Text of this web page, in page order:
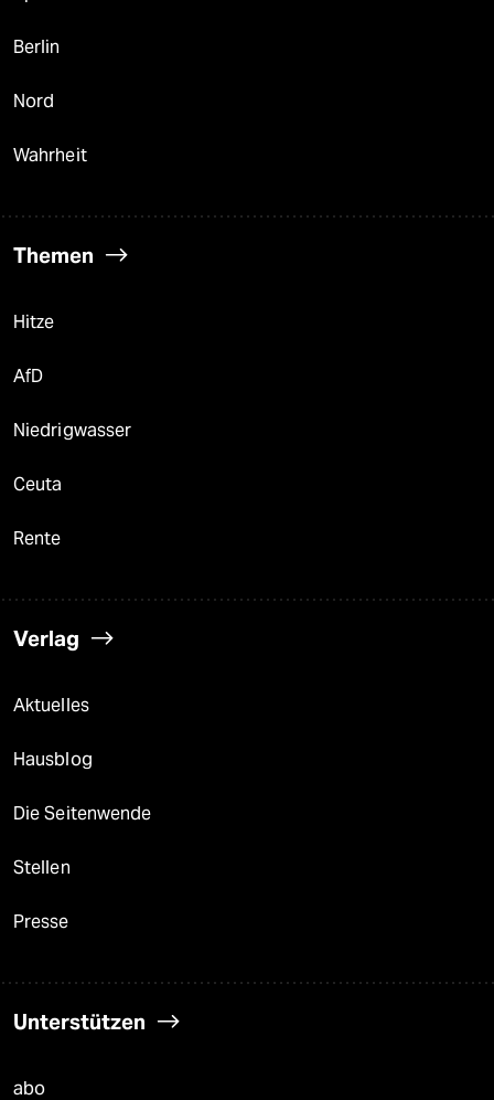
Berlin
Nord
Wahrheit
Themen
Hitze
AfD
Niedrigwasser
Ceuta
Rente
Verlag
Aktuelles
Hausblog
Die Seitenwende
Stellen
Presse
Unterstützen
abo